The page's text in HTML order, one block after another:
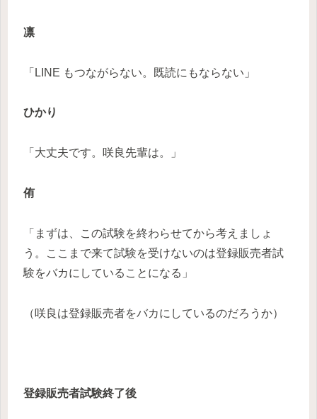
凛
「LINE もつながらない。既読にもならない」
ひかり
「大丈夫です。咲良先輩は。」
侑
「まずは、この試験を終わらせてから考えましょ
う。ここまで来て試験を受けないのは登録販売者試
験をバカにしていることになる」
（咲良は登録販売者をバカにしているのだろうか）
登録販売者試験終了後